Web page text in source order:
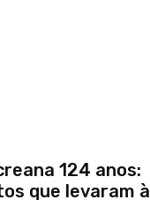
124 anos:
que levaram à